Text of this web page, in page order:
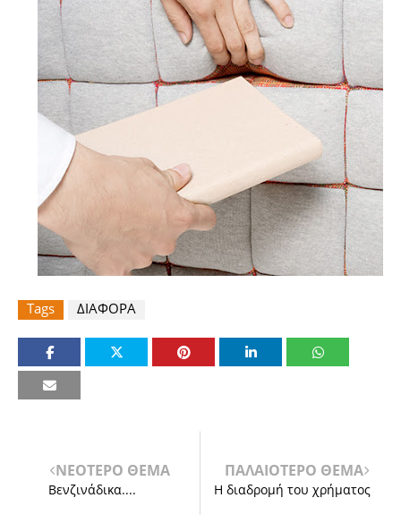
Tags ΔΙΑΦΟΡΑ
ΝΕΟΤΕΡΟ ΘΕΜΑ
Βενζινάδικα....
ΠΑΛΑΙΟΤΕΡΟ ΘΕΜΑ
Η διαδρομή του χρήματος